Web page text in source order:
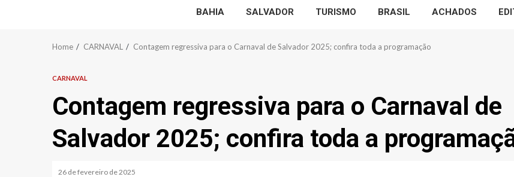
BAHIA SALVADOR TURISMO BRASIL ACHADOS
Home CARNAVAL Contagem regressiva para o Carnaval de Salvador 2025; confira toda a programação
CARNAVAL
Contagem regressiva para o Carnaval de
Salvador 2025; confira toda a
26 de fevereiro de 2025